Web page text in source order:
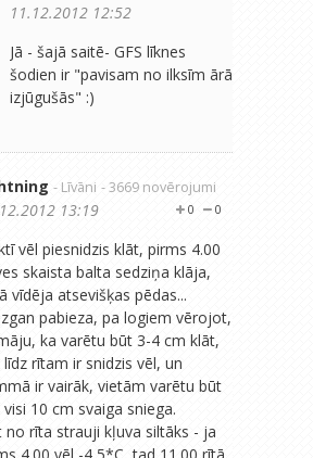
11.12.2012 12:52
Jā - šajā saitē- GFS līknes
šodien ir "pavisam no ilksīm ārā
izjūgušās" :)
- Līvāni - 3669 novērojumi
0
0
13:19
vēl piesnidzis klāt, pirms 4.00
skaista balta sedziņa klāja,
vīdēja atsevišķas pēdas...
pabieza, pa logiem vērojot,
ka varētu būt 3-4 cm klāt,
rītam ir snidzis vēl, un
ir vairāk, vietām varētu būt
10 cm svaiga sniega.
no rīta strauji kļuva siltāks - ja